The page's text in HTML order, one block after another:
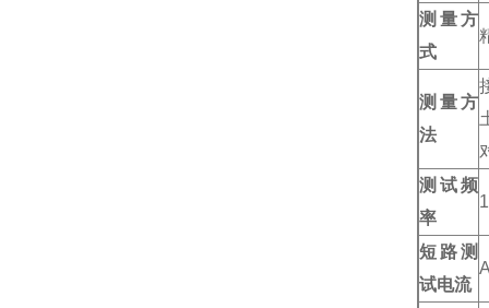
测量方
式
测量方
法
测试频
率
短路测
试电流